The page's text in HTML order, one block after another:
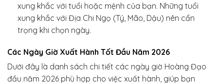
xung khắc với tuổi hoặc mệnh của bạn. Những tuổi
xung khắc với Địa Chi Ngọ (Tý, Mão, Dậu) nên cẩn
trọng khi chọn ngày.
Các Ngày Giờ Xuất Hành Tốt Đầu Năm 2026
Dưới đây là danh sách chi tiết các ngày giờ Hoàng Đạo
đầu năm 2026 phù hợp cho việc xuất hành, giúp bạn